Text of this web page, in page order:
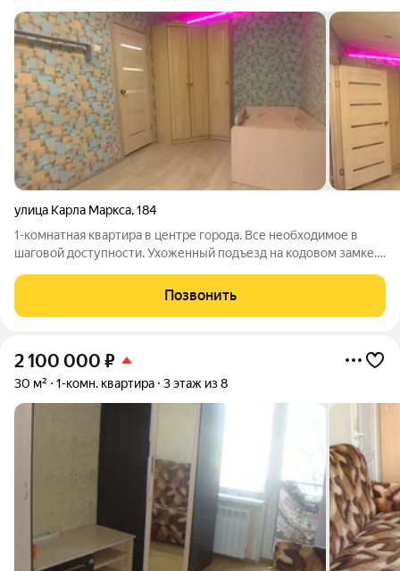
улица Карла Маркса,184
1-комнатная квартира в центре города. Все необходимое в
шаговой доступности. Ухоженный подъезд на кодовом замке.
техникой (холодильник, стиральная машина). Подойдет как для
личного проживания, так
Позвонить
2 100 000 ₽
30 м² 1-комн. квартира 3 этаж из 8